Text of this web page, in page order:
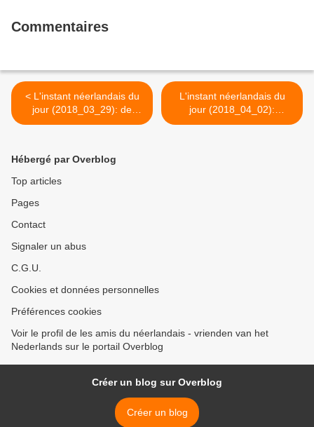
Commentaires
< L'instant néerlandais du
jour (2018_03_29): de
hommage
L'instant néerlandais du
jour (2018_04_02):
Paasmaandag >
Hébergé par Overblog
Top articles
Pages
Contact
Signaler un abus
C.G.U.
Cookies et données personnelles
Préférences cookies
Voir le profil de les amis du néerlandais - vrienden van het
Nederlands sur le portail Overblog
Créer un blog sur Overblog
Créer un blog